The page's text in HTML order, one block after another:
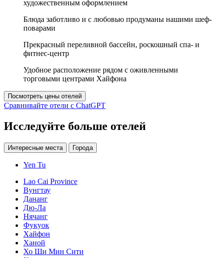
художественным оформлением
Блюда заботливо и с любовью продуманы нашими шеф-
поварами
Прекрасный переливной бассейн, роскошный спа- и
фитнес-центр
Удобное расположение рядом с оживленными
торговыми центрами Хайфона
Посмотреть цены отелей
Сравнивайте отели с ChatGPT
Исследуйте больше отелей
Интересные места Города
Yen Tu
Lao Cai Province
Вунгтау
Дананг
Дю-Ла
Нячанг
Фукуок
Хайфон
Ханой
Хо Ши Мин Сити